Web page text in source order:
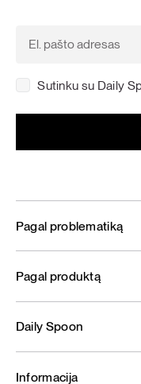
Sutinku su Daily
Pagal problematiką
Pagal produktą
Daily Spoon
Informacija